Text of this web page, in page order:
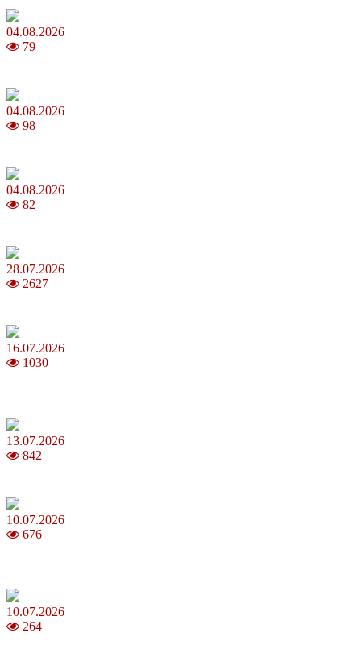
04.08.2026
79
04.08.2026
98
04.08.2026
82
28.07.2026
2627
16.07.2026
1030
13.07.2026
842
10.07.2026
676
10.07.2026
264